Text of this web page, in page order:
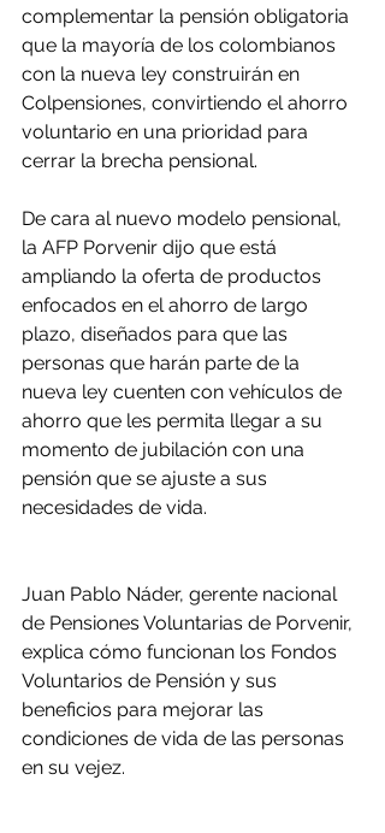
complementar la pensión obligatoria
que la mayoría de los colombianos
con la nueva ley construirán en
Colpensiones, convirtiendo el ahorro
voluntario en una prioridad para
cerrar la brecha pensional.
De cara al nuevo modelo pensional,
la AFP Porvenir dijo que está
ampliando la oferta de productos
enfocados en el ahorro de largo
plazo, diseñados para que las
personas que harán parte de la
nueva ley cuenten con vehículos de
ahorro que les permita llegar a su
momento de jubilación con una
pensión que se ajuste a sus
necesidades de vida.
Juan Pablo Náder, gerente nacional
de Pensiones Voluntarias de Porvenir,
explica cómo funcionan los Fondos
Voluntarios de Pensión y sus
beneficios para mejorar las
condiciones de vida de las personas
en su vejez.